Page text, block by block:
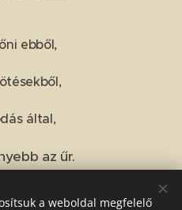
ebből,
által,
az űr.
a weboldal megfelelő